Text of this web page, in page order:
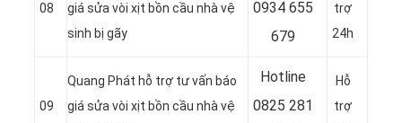
08
giá sửa vòi xịt bồn cầu nhà vệ
sinh bị gãy
0934 655
679
trợ
24h
09
Quang Phát hỗ trợ tư vấn báo
giá sửa vòi xịt bồn cầu nhà vệ
Hotline
0825 281
Hỗ
trợ